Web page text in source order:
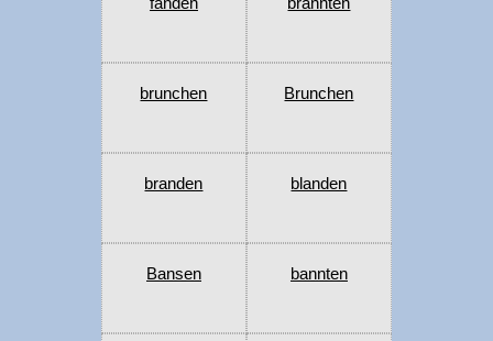
brunchen Brunchen
branden blanden
Bansen bannten